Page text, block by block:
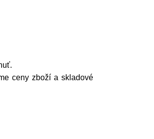
ceny zboží a skladové